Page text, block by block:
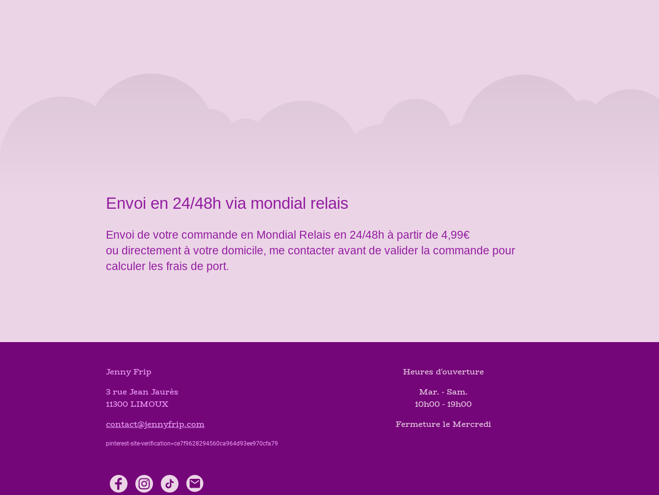
Envoi en 24/48h via mondial relais
Envoi de votre commande en Mondial Relais en 24/48h à partir de 4,99€
ou directement à votre domicile, me contacter avant de valider la commande pour
calculer les frais de port.
Jenny Frip
3 rue Jean Jaurès
11300 LIMOUX
contact@jennyfrip.com
pinterest-site-verification=ce7f9628294560ca964d93ee970cfa79
Heures d'ouverture
Mar. - Sam.
10h00 - 19h00
Fermeture le Mercredi